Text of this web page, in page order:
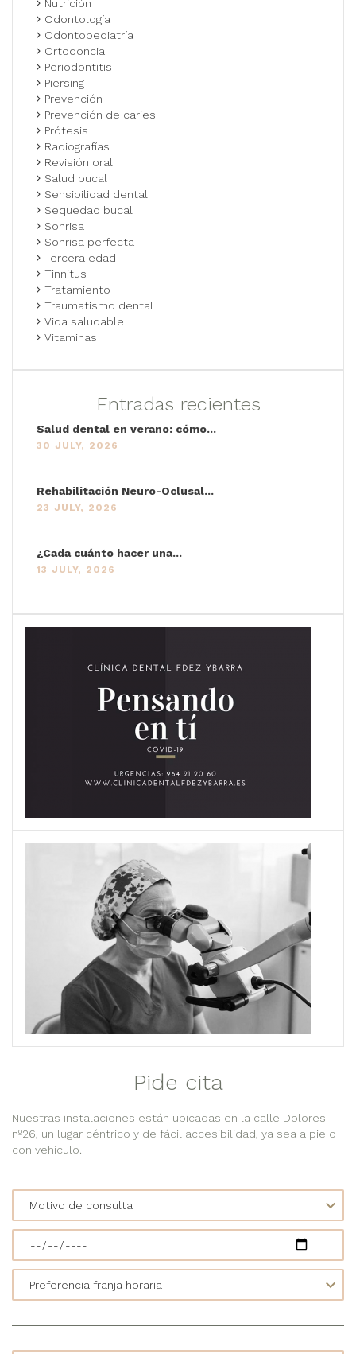
Nutrición
Odontología
Odontopediatría
Ortodoncia
Periodontitis
Piersing
Prevención
Prevención de caries
Prótesis
Radiografías
Revisión oral
Salud bucal
Sensibilidad dental
Sequedad bucal
Sonrisa
Sonrisa perfecta
Tercera edad
Tinnitus
Tratamiento
Traumatismo dental
Vida saludable
Vitaminas
Entradas recientes
Salud dental en verano: cómo...
30 JULY, 2026
Rehabilitación Neuro-Oclusal...
23 JULY, 2026
¿Cada cuánto hacer una...
13 JULY, 2026
Pide cita
Nuestras instalaciones están ubicadas en la calle Dolores
nº26, un lugar céntrico y de fácil accesibilidad, ya sea a pie o
con vehículo.